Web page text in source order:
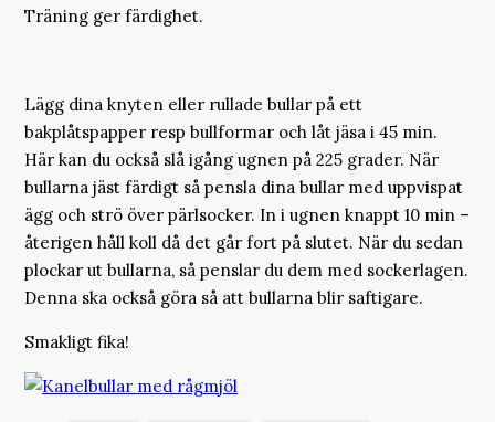
Träning ger färdighet.
Lägg dina knyten eller rullade bullar på ett
bakplåtspapper resp bullformar och låt jäsa i 45 min.
Här kan du också slå igång ugnen på 225 grader. När
bullarna jäst färdigt så pensla dina bullar med uppvispat
ägg och strö över pärlsocker. In i ugnen knappt 10 min –
återigen håll koll då det går fort på slutet. När du sedan
plockar ut bullarna, så penslar du dem med sockerlagen.
Denna ska också göra så att bullarna blir saftigare.
Smakligt fika!